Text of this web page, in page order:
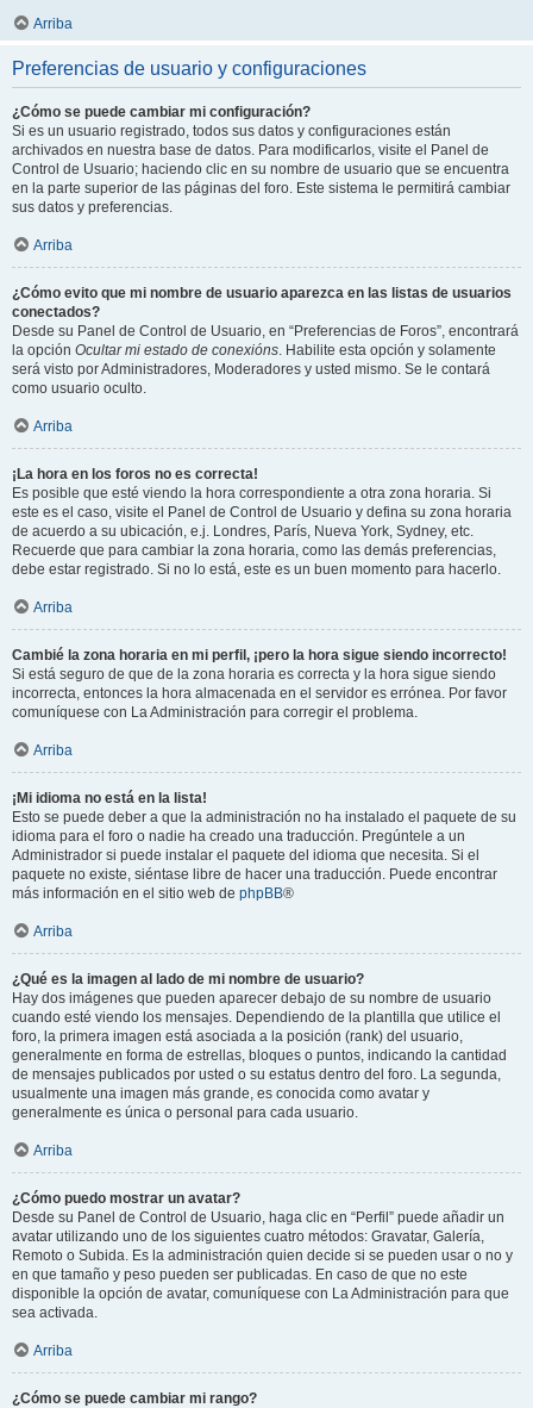
Arriba
Preferencias de usuario y configuraciones
¿Cómo se puede cambiar mi configuración?
Si es un usuario registrado, todos sus datos y configuraciones están
archivados en nuestra base de datos. Para modificarlos, visite el Panel de
Control de Usuario; haciendo clic en su nombre de usuario que se encuentra
en la parte superior de las páginas del foro. Este sistema le permitirá cambiar
sus datos y preferencias.
Arriba
¿Cómo evito que mi nombre de usuario aparezca en las listas de usuarios
conectados?
Desde su Panel de Control de Usuario, en “Preferencias de Foros”, encontrará
la opción Ocultar mi estado de conexións. Habilite esta opción y solamente
será visto por Administradores, Moderadores y usted mismo. Se le contará
como usuario oculto.
Arriba
¡La hora en los foros no es correcta!
Es posible que esté viendo la hora correspondiente a otra zona horaria. Si
este es el caso, visite el Panel de Control de Usuario y defina su zona horaria
de acuerdo a su ubicación, e.j. Londres, París, Nueva York, Sydney, etc.
Recuerde que para cambiar la zona horaria, como las demás preferencias,
debe estar registrado. Si no lo está, este es un buen momento para hacerlo.
Arriba
Cambié la zona horaria en mi perfil, ¡pero la hora sigue siendo incorrecto!
Si está seguro de que de la zona horaria es correcta y la hora sigue siendo
incorrecta, entonces la hora almacenada en el servidor es errónea. Por favor
comuníquese con La Administración para corregir el problema.
Arriba
¡Mi idioma no está en la lista!
Esto se puede deber a que la administración no ha instalado el paquete de su
idioma para el foro o nadie ha creado una traducción. Pregúntele a un
Administrador si puede instalar el paquete del idioma que necesita. Si el
paquete no existe, siéntase libre de hacer una traducción. Puede encontrar
más información en el sitio web de phpBB®
Arriba
¿Qué es la imagen al lado de mi nombre de usuario?
Hay dos imágenes que pueden aparecer debajo de su nombre de usuario
cuando esté viendo los mensajes. Dependiendo de la plantilla que utilice el
foro, la primera imagen está asociada a la posición (rank) del usuario,
generalmente en forma de estrellas, bloques o puntos, indicando la cantidad
de mensajes publicados por usted o su estatus dentro del foro. La segunda,
usualmente una imagen más grande, es conocida como avatar y
generalmente es única o personal para cada usuario.
Arriba
¿Cómo puedo mostrar un avatar?
Desde su Panel de Control de Usuario, haga clic en “Perfil” puede añadir un
avatar utilizando uno de los siguientes cuatro métodos: Gravatar, Galería,
Remoto o Subida. Es la administración quien decide si se pueden usar o no y
en que tamaño y peso pueden ser publicadas. En caso de que no este
disponible la opción de avatar, comuníquese con La Administración para que
sea activada.
Arriba
¿Cómo se puede cambiar mi rango?